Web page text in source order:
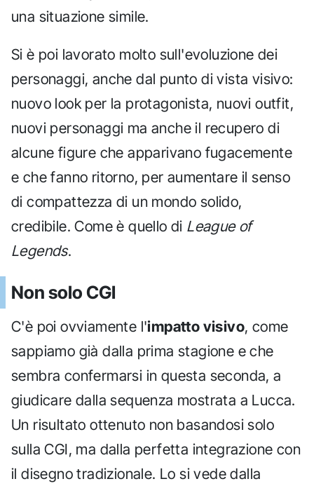
una situazione simile.
Si è poi lavorato molto sull'evoluzione dei
personaggi, anche dal punto di vista visivo:
nuovo look per la protagonista, nuovi outfit,
nuovi personaggi ma anche il recupero di
alcune figure che apparivano fugacemente
e che fanno ritorno, per aumentare il senso
di compattezza di un mondo solido,
credibile. Come è quello di League of
Legends.
Non solo CGI
C'è poi ovviamente l'impatto visivo, come
sappiamo già dalla prima stagione e che
sembra confermarsi in questa seconda, a
giudicare dalla sequenza mostrata a Lucca.
Un risultato ottenuto non basandosi solo
sulla CGI, ma dalla perfetta integrazione con
il disegno tradizionale. Lo si vede dalla